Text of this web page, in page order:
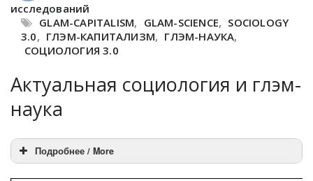
исследований
GLAM-CAPITALISM, GLAM-SCIENCE, SOCIOLOGY
3.0, ГЛЭМ-КАПИТАЛИЗМ, ГЛЭМ-НАУКА,
СОЦИОЛОГИЯ 3.0
Актуальная социология и глэм-
наука
Подробнее / More